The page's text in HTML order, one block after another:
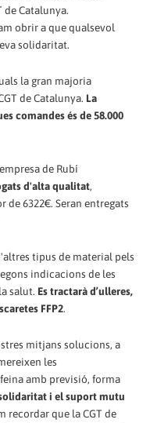
de Catalunya.
obrir a que qualsevol
solidaritat.
la gran majoria
de Catalunya. La
comandes és de 58.000
de Rubí
d'alta qualitat,
de 6322€. Seran entregats
tipus de material pels
indicacions de les
salut. Es tractarà d’ulleres,
FFP2.
mitjans solucions, a
les
amb previsió, forma
i el suport mutu
recordar que la CGT de